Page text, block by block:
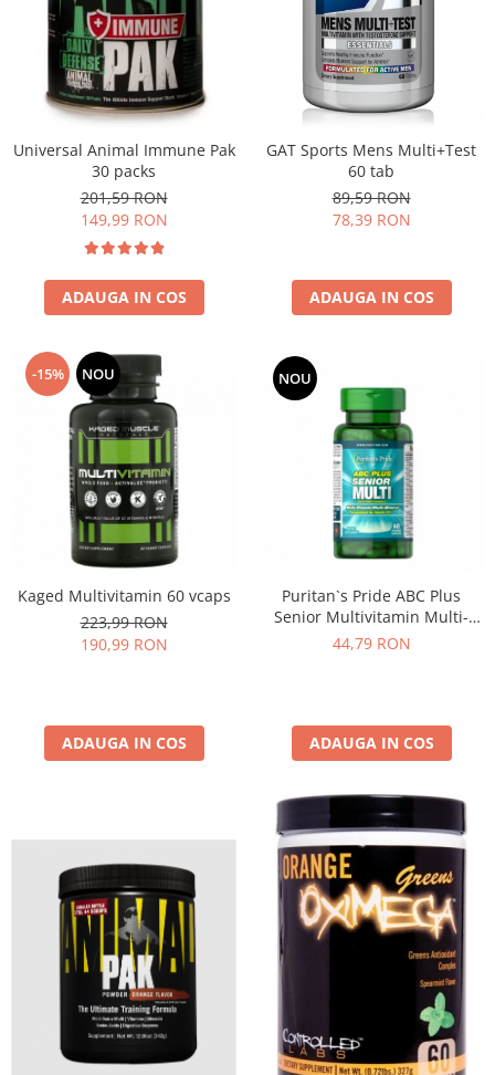
Universal Animal Immune Pak
30 packs
201,59 RON
149,99 RON
ADAUGA IN COS
GAT Sports Mens Multi+Test
60 tab
89,59 RON
78,39 RON
ADAUGA IN COS
-15% NOU
Kaged Multivitamin 60 vcaps
223,99 RON
190,99 RON
ADAUGA IN COS
NOU
Puritan`s Pride ABC Plus
Senior Multivitamin Multi-
mineral 60 coated caplets
44,79 RON
ADAUGA IN COS